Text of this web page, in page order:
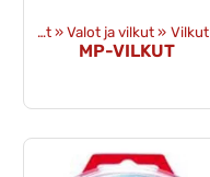
Varaosat ‪» Valot ja vilkut ‪» Vilkut
MP-VILKUT